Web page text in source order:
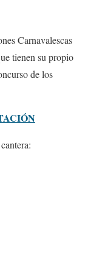
Carnavalescas
tienen su propio
de los